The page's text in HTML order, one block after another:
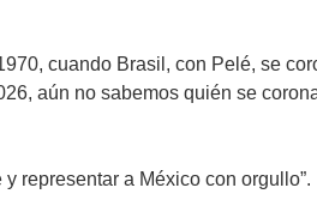
cuando Brasil, con Pelé, se
aún no sabemos quién se
representar a México con orgullo”.